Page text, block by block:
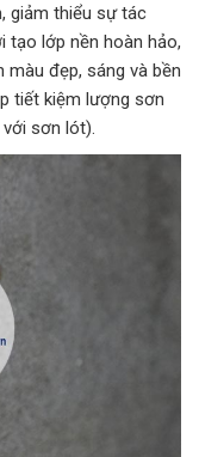
giảm thiểu sự tác
tạo lớp nền hoàn hảo,
đẹp, sáng và bền
tiết kiệm lượng sơn
sơn lót).